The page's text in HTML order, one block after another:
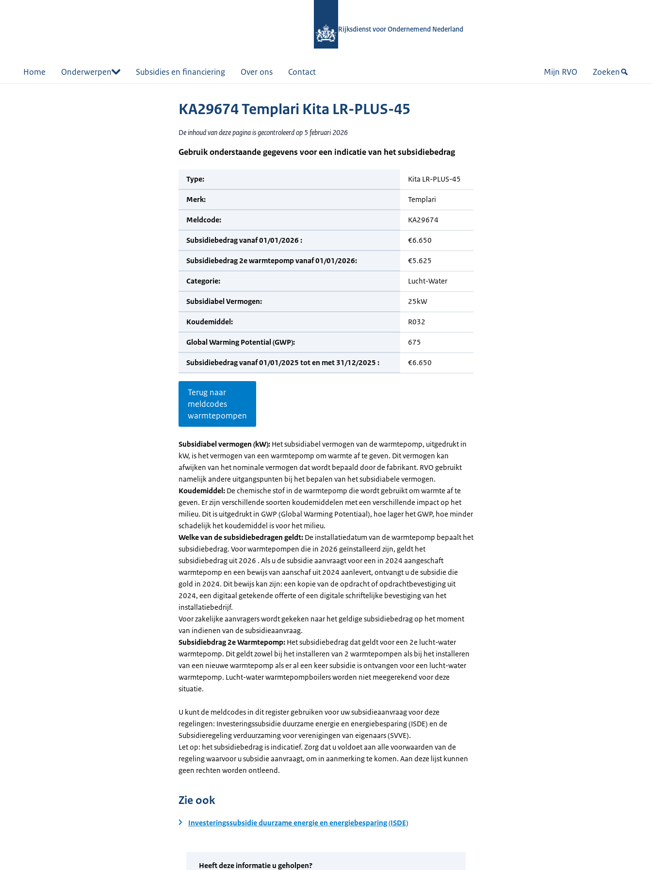
Rijksdienst voor Ondernemend Nederland
Home Onderwerpen Subsidies en financiering Over ons Contact Mijn RVO Zoeken
KA29674 Templari Kita LR-PLUS-45
De inhoud van deze pagina is gecontroleerd op 5 februari 2026
Gebruik onderstaande gegevens voor een indicatie van het subsidiebedrag
Type: Kita LR-PLUS-45
Merk: Templari
Meldcode: KA29674
Subsidiebedrag vanaf 01/01/2026 : €6.650
Subsidiebedrag 2e warmtepomp vanaf 01/01/2026: €5.625
Categorie: Lucht-Water
Subsidiabel Vermogen: 25kW
Koudemiddel: R032
Global Warming Potential (GWP): 675
Subsidiebedrag vanaf 01/01/2025 tot en met 31/12/2025 : €6.650
Terug naar
meldcodes
warmtepompen
Subsidiabel vermogen (kW): Het subsidiabel vermogen van de warmtepomp, uitgedrukt in
kW, is het vermogen van een warmtepomp om warmte af te geven. Dit vermogen kan
afwijken van het nominale vermogen dat wordt bepaald door de fabrikant. RVO gebruikt
namelijk andere uitgangspunten bij het bepalen van het subsidiabele vermogen.
Koudemiddel: De chemische stof in de warmtepomp die wordt gebruikt om warmte af te
geven. Er zijn verschillende soorten koudemiddelen met een verschillende impact op het
milieu. Dit is uitgedrukt in GWP (Global Warming Potentiaal), hoe lager het GWP, hoe minder
schadelijk het koudemiddel is voor het milieu.
Welke van de subsidiebedragen geldt: De installatiedatum van de warmtepomp bepaalt het
subsidiebedrag. Voor warmtepompen die in 2026 geïnstalleerd zijn, geldt het
subsidiebedrag uit 2026 . Als u de subsidie aanvraagt voor een in 2024 aangeschaft
warmtepomp en een bewijs van aanschaf uit 2024 aanlevert, ontvangt u de subsidie die
gold in 2024. Dit bewijs kan zijn: een kopie van de opdracht of opdrachtbevestiging uit
2024, een digitaal getekende offerte of een digitale schriftelijke bevestiging van het
installatiebedrijf.
Voor zakelijke aanvragers wordt gekeken naar het geldige subsidiebedrag op het moment
van indienen van de subsidieaanvraag.
Subsidiebdrag 2e Warmtepomp: Het subsidiebedrag dat geldt voor een 2e lucht-water
warmtepomp. Dit geldt zowel bij het installeren van 2 warmtepompen als bij het installeren
van een nieuwe warmtepomp als er al een keer subsidie is ontvangen voor een lucht-water
warmtepomp. Lucht-water warmtepompboilers worden niet meegerekend voor deze
situatie.
U kunt de meldcodes in dit register gebruiken voor uw subsidieaanvraag voor deze
regelingen: Investeringssubsidie duurzame energie en energiebesparing (ISDE) en de
Subsidieregeling verduurzaming voor verenigingen van eigenaars (SVVE).
Let op: het subsidiebedrag is indicatief. Zorg dat u voldoet aan alle voorwaarden van de
regeling waarvoor u subsidie aanvraagt, om in aanmerking te komen. Aan deze lijst kunnen
geen rechten worden ontleend.
Zie ook
Investeringssubsidie duurzame energie en energiebesparing (ISDE)